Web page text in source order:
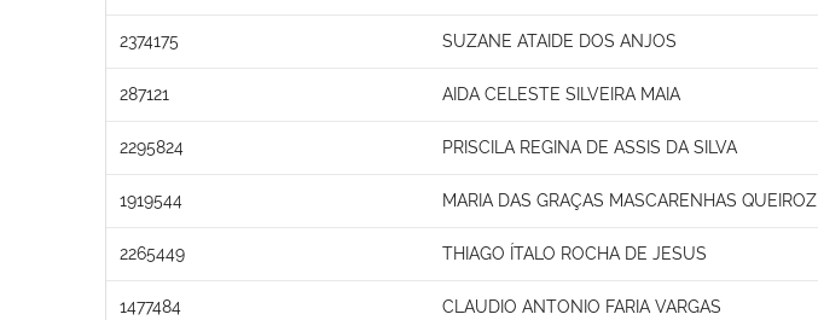
2374175 SUZANE ATAIDE DOS ANJOS
287121 AIDA CELESTE SILVEIRA MAIA
2295824 PRISCILA REGINA DE ASSIS DA SILVA
1919544 MARIA DAS GRAÇAS MASCARENHAS QUEIROZ
2265449 THIAGO ÍTALO ROCHA DE JESUS
1477484 CLAUDIO ANTONIO FARIA VARGAS